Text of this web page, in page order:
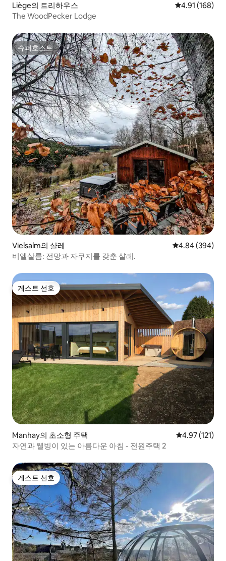
Liège의 트리하우스 평점 4.91점(5
4.91 (168)
The WoodPecker Lodge
슈퍼호스트
슈퍼호스트
Vielsalm의 샬레 평점 4.84점(5
4.84 (394)
비엘살름: 전망과 자쿠지를 갖춘 샬레.
게스트 선호
게스트 선호
Manhay의 초소형 주택 평점 4.97점(5
4.97 (121)
자연과 웰빙이 있는 아름다운 아침 - 전원주택 2
게스트 선호
게스트 선호